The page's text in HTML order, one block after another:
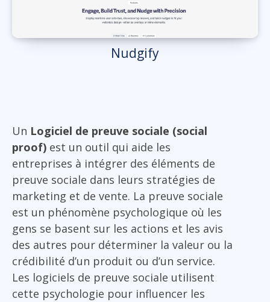
Nudgify
Un Logiciel de preuve sociale (social
proof) est un outil qui aide les
entreprises à intégrer des éléments de
preuve sociale dans leurs stratégies de
marketing et de vente. La preuve sociale
est un phénomène psychologique où les
gens se basent sur les actions et les avis
des autres pour déterminer la valeur ou la
crédibilité d’un produit ou d’un service.
Les logiciels de preuve sociale utilisent
cette psychologie pour influencer les